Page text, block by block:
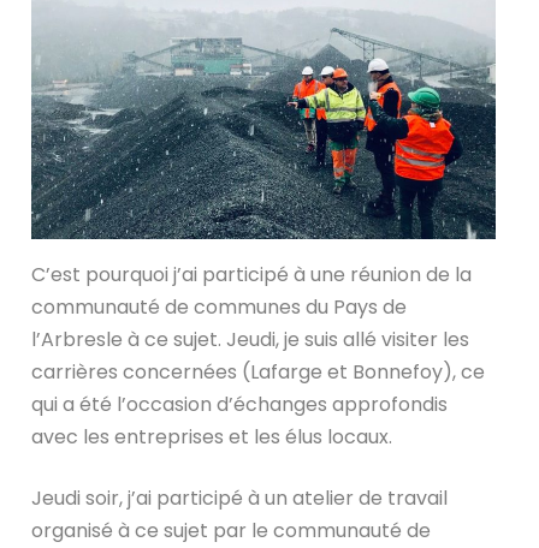
C’est pourquoi j’ai participé à une réunion de la
communauté de communes du Pays de
l’Arbresle à ce sujet. Jeudi, je suis allé visiter les
carrières concernées (Lafarge et Bonnefoy), ce
qui a été l’occasion d’échanges approfondis
avec les entreprises et les élus locaux.
Jeudi soir, j’ai participé à un atelier de travail
organisé à ce sujet par le communauté de